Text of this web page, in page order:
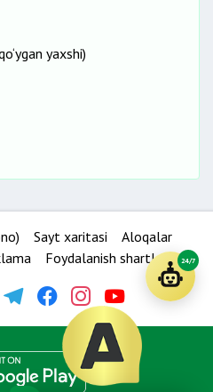
yaxshi)
Sayt xaritasi
Aloqalar
Foydalanish shartlari 24/7